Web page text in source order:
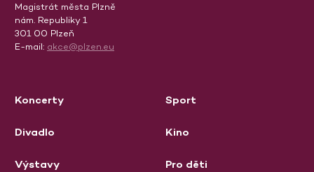
Magistrát města Plzně
nám. Republiky 1
301 00 Plzeň
E-mail: akce@plzen.eu
Koncerty
Divadlo
Výstavy
Sport
Kino
Pro děti